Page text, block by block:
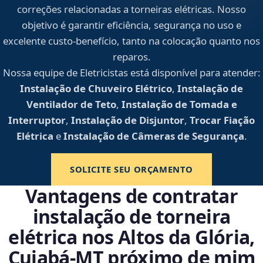
correções relacionadas a torneiras elétricas. Nosso
objetivo é garantir eficiência, segurança no uso e
excelente custo-benefício, tanto na colocação quanto nos
reparos.
Nossa equipe de Eletricistas está disponível para atender:
Instalação de Chuveiro Elétrico, Instalação de
Ventilador de Teto, Instalação de Tomada e
Interruptor, Instalação de Disjuntor, Trocar Fiação
Elétrica eInstalação de Câmeras de Segurança.
SOLICITE SEU ORÇAMENTO
Vantagens de contratar
instalação de torneira
elétrica nos Altos da Glória,
Cuiabá‑MT próximo de mim